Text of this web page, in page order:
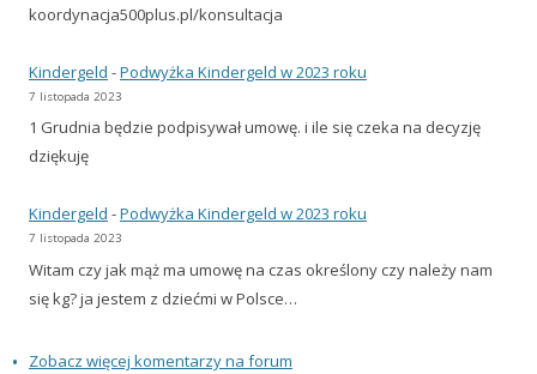
koordynacja500plus.pl/konsultacja
Kindergeld -Podwyżka Kindergeld w 2023 roku
7 listopada 2023
1 Grudnia będzie podpisywał umowę. i ile się czeka na decyzję
dziękuję
Kindergeld -Podwyżka Kindergeld w 2023 roku
7 listopada 2023
Witam czy jak mąż ma umowę na czas określony czy należy nam
się kg? ja jestem z dziećmi w Polsce…
Zobacz więcej komentarzy na forum